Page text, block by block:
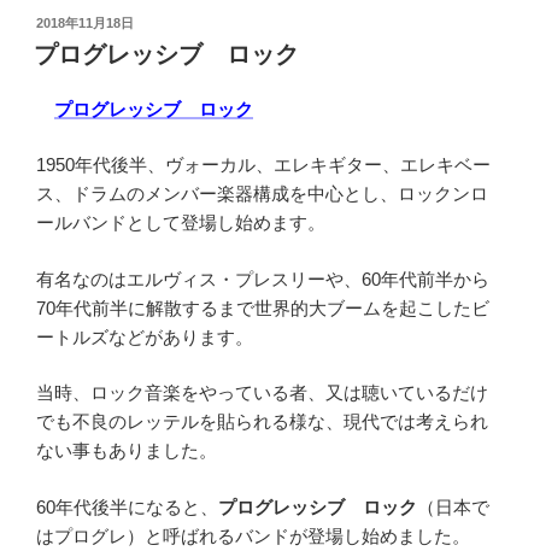
e
o
o
k
er
n
投
稿
日:
2018年11月18日
プログレッシブ ロック
プログレッシブ ロック
1950年代後半、ヴォーカル、エレキギター、エレキベー
ス、ドラムのメンバー楽器構成を中心とし、ロックンロ
ールバンドとして登場し始めます。
有名なのはエルヴィス・プレスリーや、60年代前半から
70年代前半に解散するまで世界的大ブームを起こしたビ
ートルズなどがあります。
当時、ロック音楽をやっている者、又は聴いているだけ
でも不良のレッテルを貼られる様な、現代では考えられ
ない事もありました。
60年代後半になると、 プログレッシブ ロック
（日本で
はプログレ）と呼ばれるバンドが登場し始めました。